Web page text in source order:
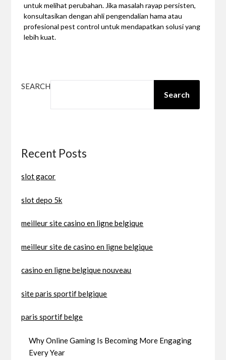
untuk melihat perubahan. Jika masalah rayap persisten,
konsultasikan dengan ahli pengendalian hama atau
profesional pest control untuk mendapatkan solusi yang
lebih kuat.
SEARCH
Search
Recent Posts
slot gacor
slot depo 5k
meilleur site casino en ligne belgique
meilleur site de casino en ligne belgique
casino en ligne belgique nouveau
site paris sportif belgique
paris sportif belge
Why Online Gaming Is Becoming More Engaging
Every Year